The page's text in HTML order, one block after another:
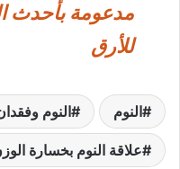
مدعومة بأحدث
للأرق
النوم النوم
علاقة النوم بخسارة